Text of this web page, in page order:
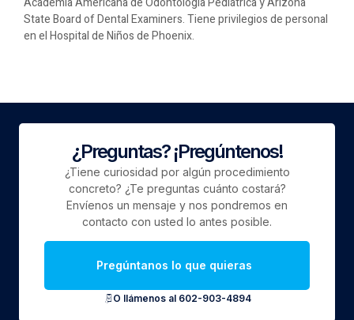
State Board of Dental Examiners. Tiene privilegios de personal
en el Hospital de Niños de Phoenix.
¿Preguntas? ¡Pregúntenos!
¿Tiene curiosidad por algún procedimiento
concreto? ¿Te preguntas cuánto costará?
Envíenos un mensaje y nos pondremos en
contacto con usted lo antes posible.
Pregúntanos lo que quieras
O llámenos al 602-903-4894